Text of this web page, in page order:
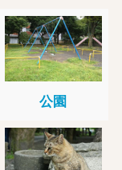
公園